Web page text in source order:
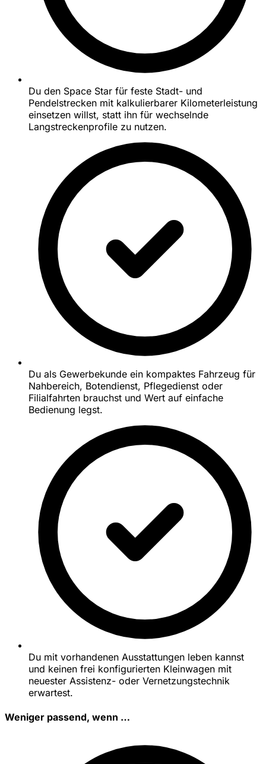
Du den Space Star für feste Stadt- und
Pendelstrecken mit kalkulierbarer Kilometerleistung
einsetzen willst, statt ihn für wechselnde
Langstreckenprofile zu nutzen.
Du als Gewerbekunde ein kompaktes Fahrzeug für
Nahbereich, Botendienst, Pflegedienst oder
Filialfahrten brauchst und Wert auf einfache
Bedienung legst.
Du mit vorhandenen Ausstattungen leben kannst
und keinen frei konfigurierten Kleinwagen mit
neuester Assistenz- oder Vernetzungstechnik
erwartest.
Weniger passend, wenn …